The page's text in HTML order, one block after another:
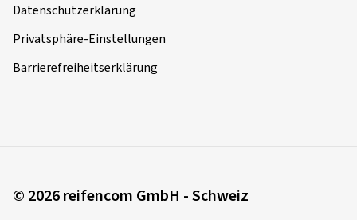
Datenschutzerklärung
Privatsphäre-Einstellungen
Barrierefreiheitserklärung
© 2026 reifencom GmbH - Schweiz